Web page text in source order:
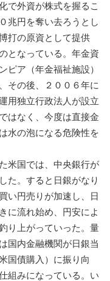
で外資が株式を握るこ
兆円を奪い去ろうとし
打の原資として提供
となっている。年金資
ピア（年金福祉施設）
その後、２００６年に
用独立行政法人が設立
はなく、今度は直接金
水の泡になる危険性を
米国では、中央銀行が
た。すると日銀がなり
い円売りが加速し、日
に流れ始め、円安によ
り上がっていった。量
国内金融機関が日銀当
国債購入）に振り向
組みになっている。い